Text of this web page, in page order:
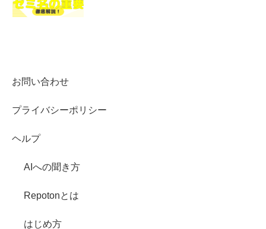
お問い合わせ
プライバシーポリシー
ヘルプ
AIへの聞き方
Repotonとは
はじめ方